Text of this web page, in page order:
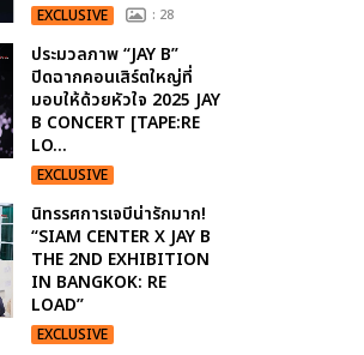
EXCLUSIVE : 28
ประมวลภาพ “JAY B”
ปิดฉากคอนเสิร์ตใหญ่ที่
มอบให้ด้วยหัวใจ 2025 JAY
B CONCERT [TAPE:RE
LO...
EXCLUSIVE
นิทรรศการเจบีน่ารักมาก!
“SIAM CENTER X JAY B
THE 2ND EXHIBITION
IN BANGKOK: RE
LOAD”
EXCLUSIVE